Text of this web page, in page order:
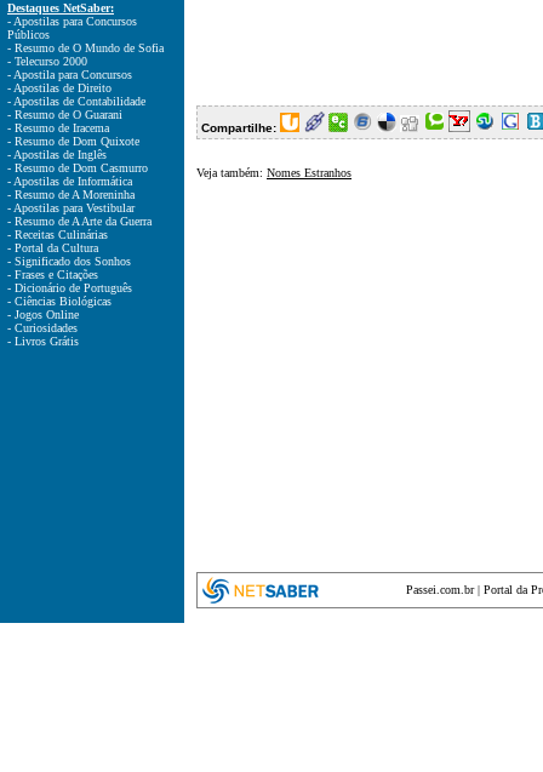
Destaques NetSaber:
- Apostilas para Concursos
Públicos
- Resumo de O Mundo de Sofia
- Telecurso 2000
- Apostila para Concursos
- Apostilas de Direito
- Apostilas de Contabilidade
- Resumo de O Guarani
- Resumo de Iracema
- Resumo de Dom Quixote
- Apostilas de Inglês
- Resumo de Dom Casmurro
- Apostilas de Informática
- Resumo de A Moreninha
- Apostilas para Vestibular
- Resumo de A Arte da Guerra
- Receitas Culinárias
- Portal da Cultura
- Significado dos Sonhos
- Frases e Citações
- Dicionário de Português
- Ciências Biológicas
- Jogos Online
- Curiosidades
- Livros Grátis
Compartilhe:
Veja também: Nomes Estranhos
Passei.com.br| Portal da